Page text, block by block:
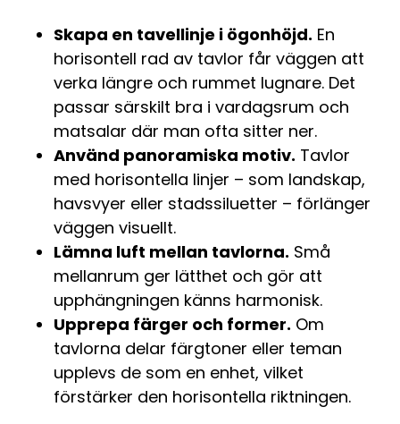
Skapa en tavellinje i ögonhöjd. En
horisontell rad av tavlor får väggen att
verka längre och rummet lugnare. Det
passar särskilt bra i vardagsrum och
matsalar där man ofta sitter ner.
Använd panoramiska motiv. Tavlor
med horisontella linjer – som landskap,
havsvyer eller stadssiluetter – förlänger
väggen visuellt.
Lämna luft mellan tavlorna. Små
mellanrum ger lätthet och gör att
upphängningen känns harmonisk.
Upprepa färger och former. Om
tavlorna delar färgtoner eller teman
upplevs de som en enhet, vilket
förstärker den horisontella riktningen.